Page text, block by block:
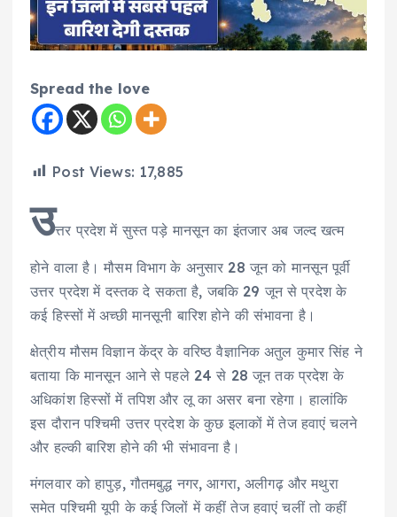
Spread the love
Post Views: 17,885
उत्तर प्रदेश में सुस्त पड़े मानसून का इंतजार अब जल्द खत्म
होने वाला है। मौसम विभाग के अनुसार 28 जून को मानसून पूर्वी
उत्तर प्रदेश में दस्तक दे सकता है, जबकि 29 जून से प्रदेश के
कई हिस्सों में अच्छी मानसूनी बारिश होने की संभावना है।
क्षेत्रीय मौसम विज्ञान केंद्र के वरिष्ठ वैज्ञानिक अतुल कुमार सिंह ने
बताया कि मानसून आने से पहले 24 से 28 जून तक प्रदेश के
अधिकांश हिस्सों में तपिश और लू का असर बना रहेगा। हालांकि
इस दौरान पश्चिमी उत्तर प्रदेश के कुछ इलाकों में तेज हवाएं चलने
और हल्की बारिश होने की भी संभावना है।
मंगलवार को हापुड़, गौतमबुद्ध नगर, आगरा, अलीगढ़ और मथुरा
समेत पश्चिमी यूपी के कई जिलों में कहीं तेज हवाएं चलीं तो कहीं